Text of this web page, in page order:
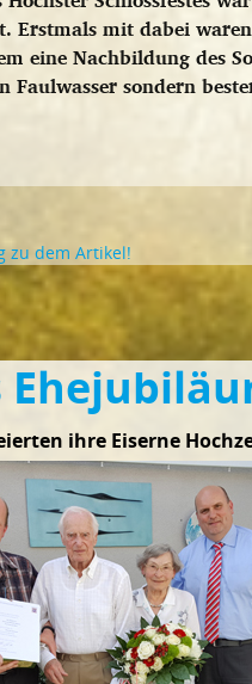
Erstmals mit dabei
eine Nachbildung des
sondern
zu dem Artikel!
ihre Eiserne